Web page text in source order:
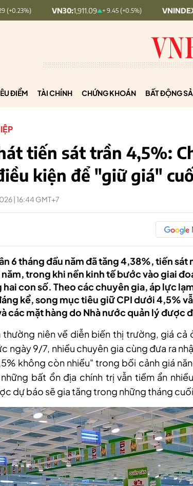
VN30:1,911.09 + 9.45 (+0.5%) VNINDEX: 1,768.06
ĐIỂM TÀI CHÍNH CHỨNG KHOÁN BẤT ĐỘNG
tiến sát trần 4,5%:
kiện để "giữ giá"
| 16:44 GMT+7
6 tháng đầu năm đã tăng 4,38%, tiến
trong khi nền kinh tế bước vào giai
con số. Theo các chuyên gia, áp lực
kể, song mục tiêu giữ CPI dưới 4,5%
các mặt hàng do Nhà nước quản lý được
thường niên về diễn biến thị trường, giá cả
ngày 9/7, nhiều chuyên gia cùng đưa ra
không còn nhiều" trong bối cảnh giá
bất ổn địa chính trị vẫn tiềm ẩn
dự báo sẽ gia tăng trong những tháng